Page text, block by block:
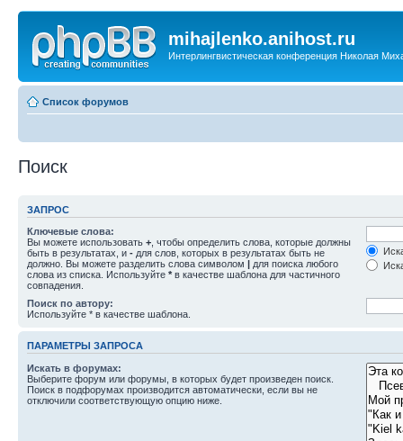
mihajlenko.anihost.ru
Интерлингвистическая конференция Николая
Список форумов
Поиск
ЗАПРОС
Ключевые слова:
Вы можете использовать + , чтобы определить слова, которые должны
быть в результатах, и - для слов, которых в результатах быть не
должно. Вы можете разделить слова символом | для поиска любого
слова из списка. Используйте * в качестве шаблона для частичного
совпадения.
Поиск по автору:
Используйте * в качестве шаблона.
ПАРАМЕТРЫ ЗАПРОСА
Искать в форумах:
Выберите форум или форумы, в которых будет произведен поиск.
Поиск в подфорумах производится автоматически, если вы не
отключили соответствующую опцию ниже.